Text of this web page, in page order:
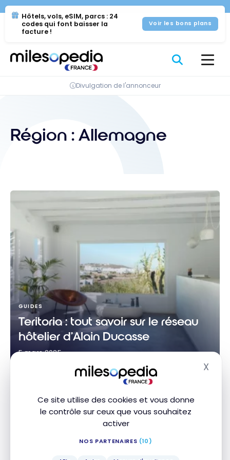
Panneau de gestion des cookies
Ce site utilise des cookies et vous donne
le contrôle sur ceux que vous souhaitez
activer
NOS PARTENAIRES (10)
X
Se
rendreHôtels, vols, eSIM, parcs : 24
codes qui font baisser la
facture !
Voir les bons plans
Divulgation de l'annonceur
Région : Allemagne
Teritoria : tout savoir sur le réseau hôtelier d’Alain
GUIDES
Teritoria : tout savoir sur le réseau
hôtelier d’Alain Ducasse
5 mars 2025